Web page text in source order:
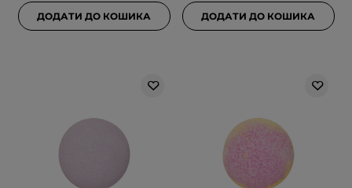
ДОДАТИ ДО КОШИКА ДОДАТИ ДО КОШИКА